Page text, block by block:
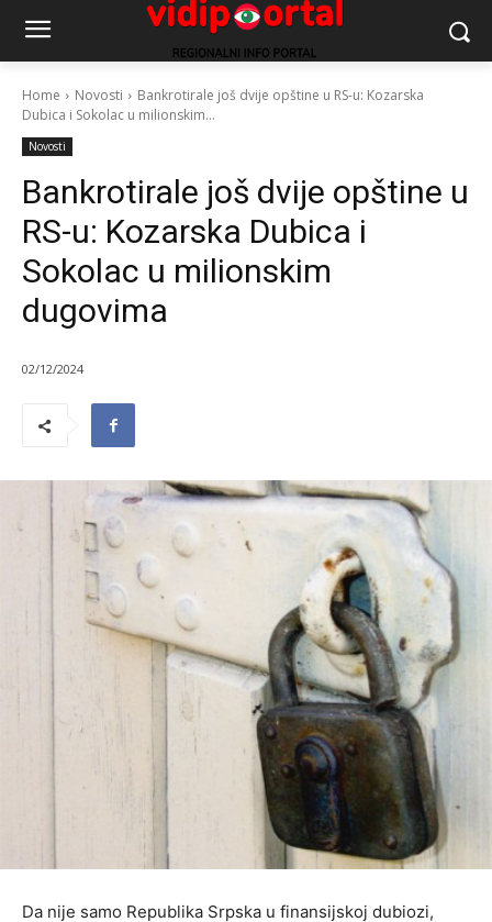
Home Novosti
Bankrotirale još dvije opštine u RS-u: Kozarska
Dubica i Sokolac u milionskim...
Novosti
Bankrotirale još dvije opštine u
RS-u: Kozarska Dubica i
Sokolac u milionskim
dugovima
02/12/2024
Da nije samo Republika Srpska u finansijskoj dubiozi,